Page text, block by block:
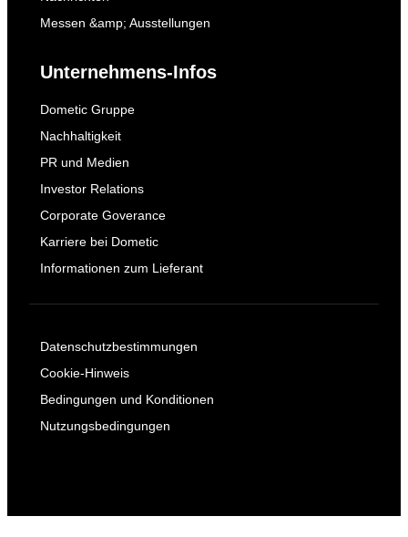
Messen &amp; Ausstellungen
Unternehmens-Infos
Dometic Gruppe
Nachhaltigkeit
PR und Medien
Investor Relations
Corporate Goverance
Karriere bei Dometic
Informationen zum Lieferant
Datenschutzbestimmungen
Cookie-Hinweis
Bedingungen und Konditionen
Nutzungsbedingungen